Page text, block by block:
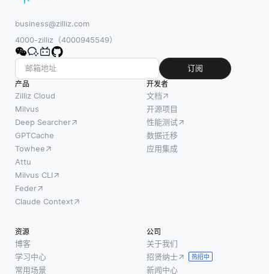
business@zilliz.com
4000-zilliz（4000945549）
订阅
产品
Zilliz Cloud
Milvus
Deep Searcher
GPTCache
Towhee
Attu
Milvus CLI
Feder
Claude Context
开发者
文档
开源项目
性能测试
数据迁移
应用集成
资源
博客
学习中心
常用场景
公司
关于我们
招贤纳士
热招中
新闻中心